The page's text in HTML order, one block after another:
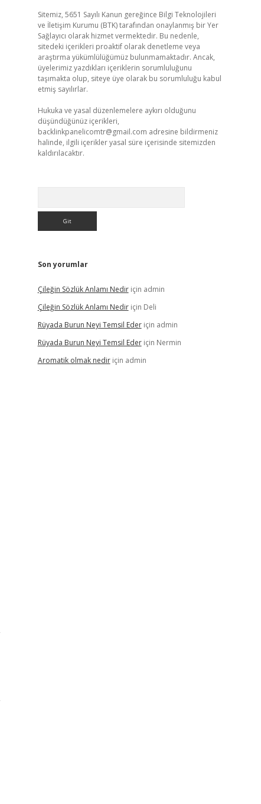
Sitemiz, 5651 Sayılı Kanun gereğince Bilgi Teknolojileri
ve İletişim Kurumu (BTK) tarafından onaylanmış bir Yer
Sağlayıcı olarak hizmet vermektedir. Bu nedenle,
sitedeki içerikleri proaktif olarak denetleme veya
araştırma yükümlülüğümüz bulunmamaktadır. Ancak,
üyelerimiz yazdıkları içeriklerin sorumluluğunu
taşımakta olup, siteye üye olarak bu sorumluluğu kabul
etmiş sayılırlar.
Hukuka ve yasal düzenlemelere aykırı olduğunu
düşündüğünüz içerikleri,
backlinkpanelicomtr@gmail.com adresine bildirmeniz
halinde, ilgili içerikler yasal süre içerisinde sitemizden
kaldırılacaktır.
Son yorumlar
Çileğin Sözlük Anlamı Nediriçin admin
Çileğin Sözlük Anlamı Nediriçin Deli
Rüyada Burun Neyi Temsil Ederiçin admin
Rüyada Burun Neyi Temsil Ederiçin Nermin
Aromatik olmak nediriçin admin